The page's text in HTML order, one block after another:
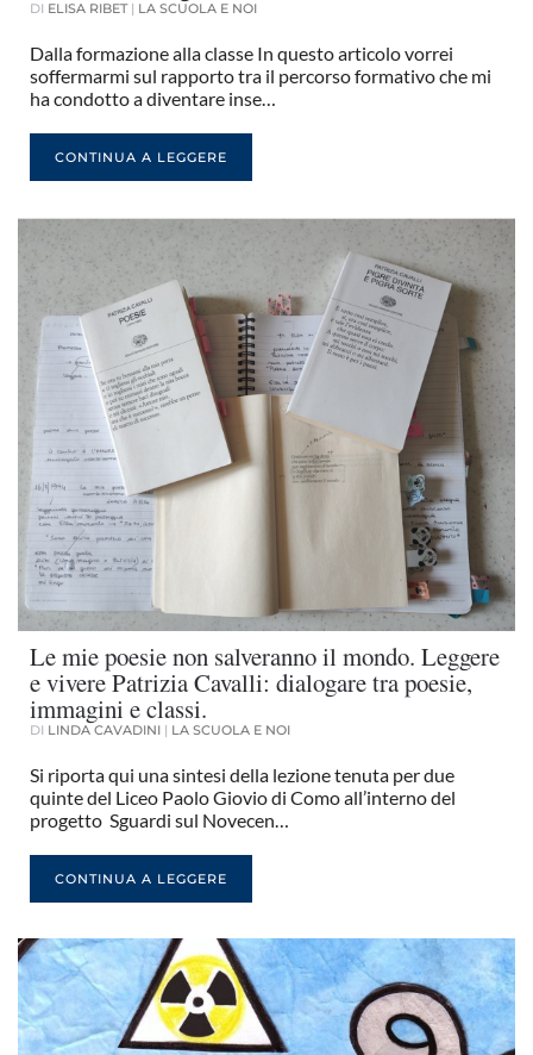
DI ELISA RIBET| LA SCUOLA E NOI
Dalla formazione alla classe In questo articolo vorrei
soffermarmi sul rapporto tra il percorso formativo che mi
ha condotto a diventare inse…
CONTINUA A LEGGERE
Le mie poesie non salveranno il mondo. Leggere
e vivere Patrizia Cavalli: dialogare tra poesie,
immagini e classi.
DI LINDA CAVADINI | LA SCUOLA E NOI
Si riporta qui una sintesi della lezione tenuta per due
quinte del Liceo Paolo Giovio di Como all’interno del
progetto Sguardi sul Novecen…
CONTINUA A LEGGERE